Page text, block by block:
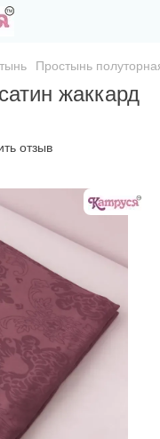
Простынь
жаккард
отзыв